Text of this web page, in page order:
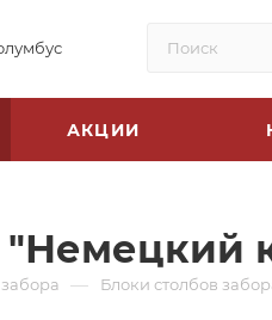
АКЦИИ
"Немецкий
— Блоки столбов